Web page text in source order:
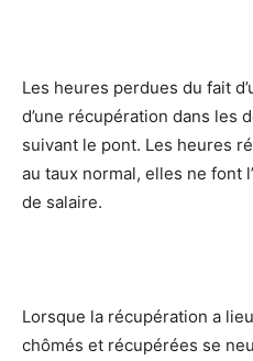
Les heures perdues du fait
d’une récupération dans les
suivant le pont. Les heures
au taux normal, elles ne font
de salaire.
Lorsque la récupération a
chômés et récupérées se